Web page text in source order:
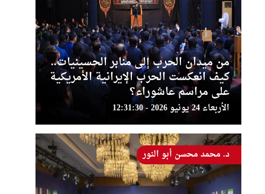
من ميدان الحرب إلى منابر الحسينيات..
كيف انعكست الحرب الإيرانية الأمريكية
على مراسم عاشوراء؟
الأربعاء 24 يونيو 2026 - 12:31:30
د. محمد محسن أبو النور